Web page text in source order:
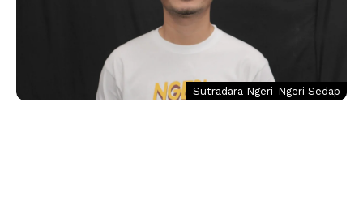
Sutradara Ngeri-Ngeri Sedap